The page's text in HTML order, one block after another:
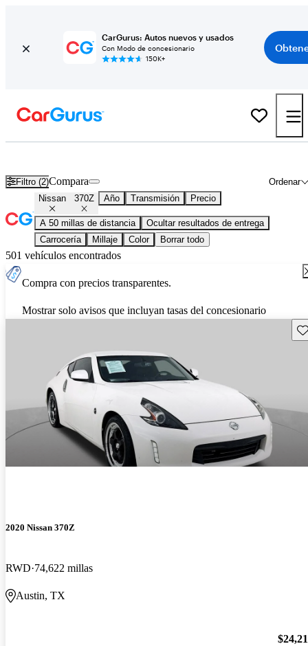
CarGurus: Autos nuevos y usados
Con Modo de concesionario
150K+
Filtro (2) Ordenar
Compara
Nissan 370Z Año Transmisión Precio
A 50 millas de distancia
Ocultar resultados de entrega
Carrocería
Millaje Color Borrar todo
501 vehículos encontrados
Compra con precios transparentes.
Mostrar solo avisos que incluyan tasas del concesionario
2020 Nissan 370Z
RWD 74,622 millas
Austin, TX